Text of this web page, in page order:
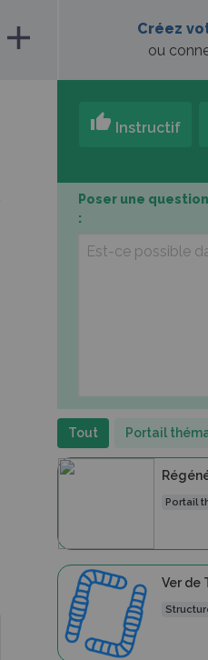
add
Créez
ou
thumb_up Instructif
Poser une
:
Tout Portail
Portail
Ver de